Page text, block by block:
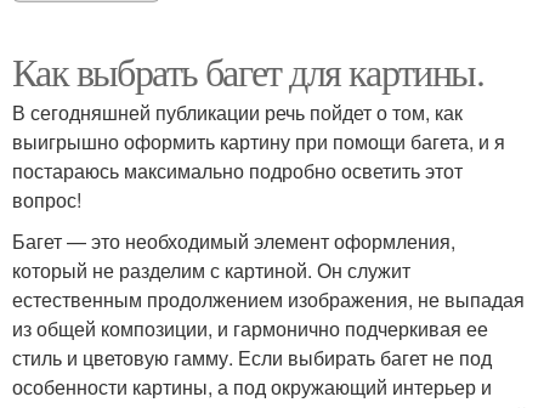
Как выбрать багет для картины.
В сегодняшней публикации речь пойдет о том, как
выигрышно оформить картину при помощи багета, и я
постараюсь максимально подробно осветить этот
вопрос!
Багет — это необходимый элемент оформления,
который не разделим с картиной. Он служит
естественным продолжением изображения, не выпадая
из общей композиции, и гармонично подчеркивая ее
стиль и цветовую гамму. Если выбирать багет не под
особенности картины, а под окружающий интерьер и